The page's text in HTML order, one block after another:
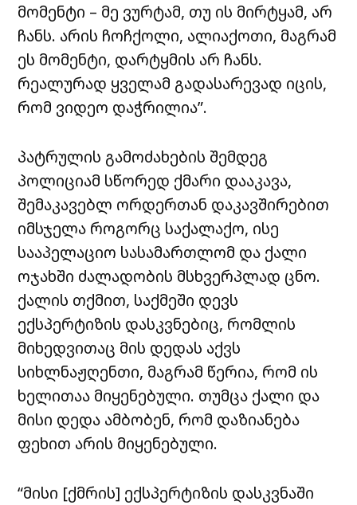
მომენტი – მე ვურტამ, თუ ის მირტყამ, არ
ჩანს. არის ჩოჩქოლი, ალიაქოთი, მაგრამ
ეს მომენტი, დარტყმის არ ჩანს.
რეალურად ყველამ გადასარევად იცის,
რომ ვიდეო დაჭრილია”.
პატრულის გამოძახების შემდეგ
პოლიციამ სწორედ ქმარი დააკავა,
შემაკავებლ ორდერთან დაკავშირებით
იმსჯელა როგორც საქალაქო, ისე
სააპელაციო სასამართლომ და ქალი
ოჯახში ძალადობის მსხვერპლად ცნო.
ქალის თქმით, საქმეში დევს
ექსპერტიზის დასკვნებიც, რომლის
მიხედვითაც მის დედას აქვს
სიხლნაჟღენთი, მაგრამ წერია, რომ ის
ხელითაა მიყენებული. თუმცა ქალი და
მისი დედა ამბობენ, რომ დაზიანება
ფეხით არის მიყენებული.
“მისი [ქმრის] ექსპერტიზის დასკვნაში